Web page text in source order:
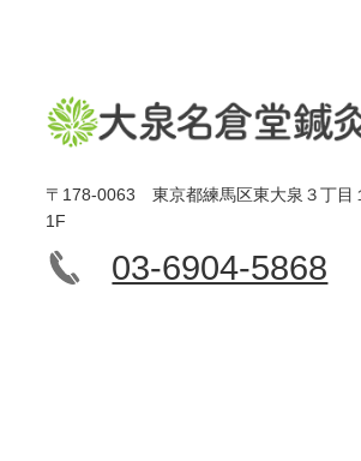
〒178-0063 東京都練馬区東大泉３丁目
1F
03-6904-5868